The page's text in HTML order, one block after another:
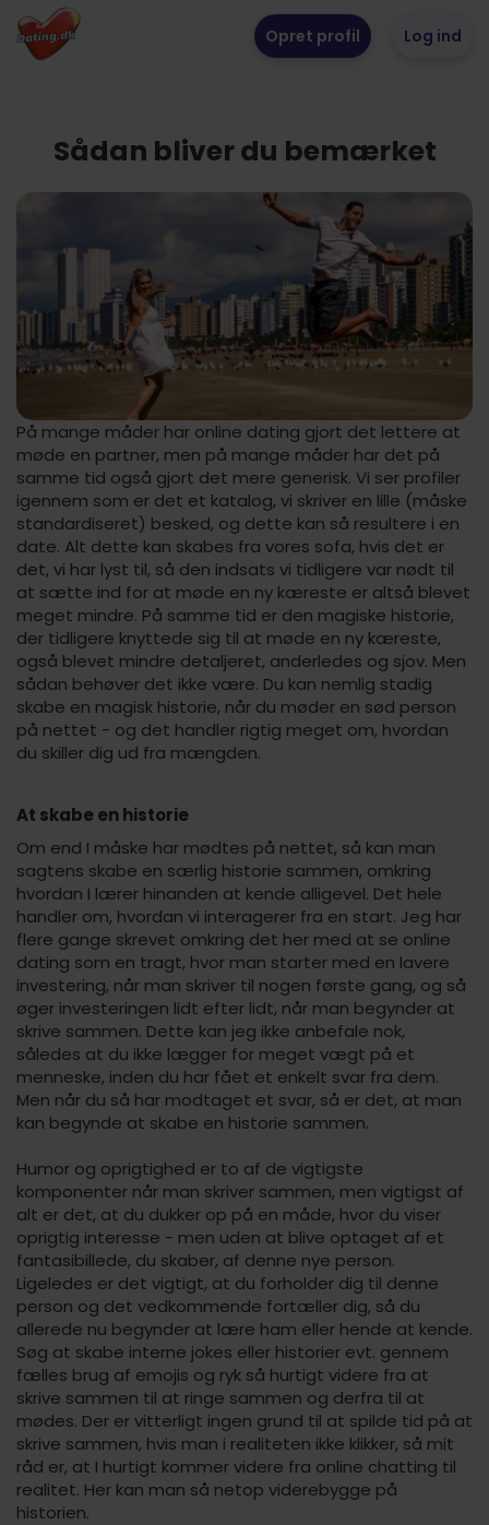
Opret profil Log ind
Sådan bliver du bemærket
På mange måder har online dating gjort det lettere at
møde en partner, men på mange måder har det på
samme tid også gjort det mere generisk. Vi ser profiler
igennem som er det et katalog, vi skriver en lille (måske
standardiseret) besked, og dette kan så resultere i en
date. Alt dette kan skabes fra vores sofa, hvis det er
det, vi har lyst til, så den indsats vi tidligere var nødt til
at sætte ind for at møde en ny kæreste er altså blevet
meget mindre. På samme tid er den magiske historie,
der tidligere knyttede sig til at møde en ny kæreste,
også blevet mindre detaljeret, anderledes og sjov. Men
sådan behøver det ikke være. Du kan nemlig stadig
skabe en magisk historie, når du møder en sød person
på nettet - og det handler rigtig meget om, hvordan
du skiller dig ud fra mængden.
At skabe en historie
Om end I måske har mødtes på nettet, så kan man
sagtens skabe en særlig historie sammen, omkring
hvordan I lærer hinanden at kende alligevel. Det hele
handler om, hvordan vi interagerer fra en start. Jeg har
flere gange skrevet omkring det her med at se online
dating som en tragt, hvor man starter med en lavere
investering, når man skriver til nogen første gang, og så
øger investeringen lidt efter lidt, når man begynder at
skrive sammen. Dette kan jeg ikke anbefale nok,
således at du ikke lægger for meget vægt på et
menneske, inden du har fået et enkelt svar fra dem.
Men når du så har modtaget et svar, så er det, at man
kan begynde at skabe en historie sammen.
Humor og oprigtighed er to af de vigtigste
komponenter når man skriver sammen, men vigtigst af
alt er det, at du dukker op på en måde, hvor du viser
oprigtig interesse - men uden at blive optaget af et
fantasibillede, du skaber, af denne nye person.
Ligeledes er det vigtigt, at du forholder dig til denne
person og det vedkommende fortæller dig, så du
allerede nu begynder at lære ham eller hende at kende.
Søg at skabe interne jokes eller historier evt. gennem
fælles brug af emojis og ryk så hurtigt videre fra at
skrive sammen til at ringe sammen og derfra til at
mødes. Der er vitterligt ingen grund til at spilde tid på at
skrive sammen, hvis man i realiteten ikke klikker, så mit
råd er, at I hurtigt kommer videre fra online chatting til
realitet. Her kan man så netop viderebygge på
historien.